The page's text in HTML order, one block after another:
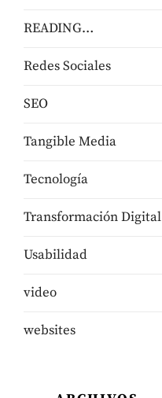
READING…
Redes Sociales
SEO
Tangible Media
Tecnologí­a
Transformación Digital
Usabilidad
video
websites